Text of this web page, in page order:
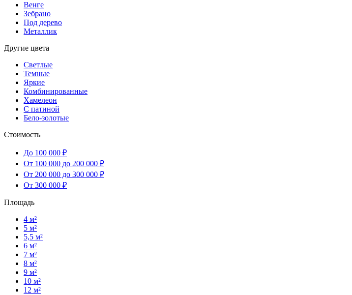
Венге
Зебрано
Под дерево
Металлик
Другие цвета
Светлые
Темные
Яркие
Комбинированные
Хамелеон
С патиной
Бело-золотые
Стоимость
До 100 000 ₽
От 100 000 до 200 000 ₽
От 200 000 до 300 000 ₽
От 300 000 ₽
Площадь
4 м²
5 м²
5,5 м²
6 м²
7 м²
8 м²
9 м²
10 м²
12 м²